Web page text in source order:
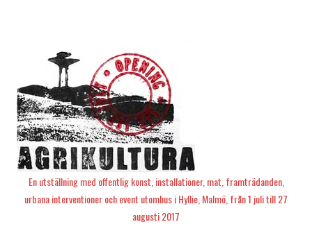
En utställning med offentlig konst, installationer, mat, framträdanden,
urbana interventioner och event utomhus i Hyllie, Malmö, från 1 juli till 27
augusti 2017